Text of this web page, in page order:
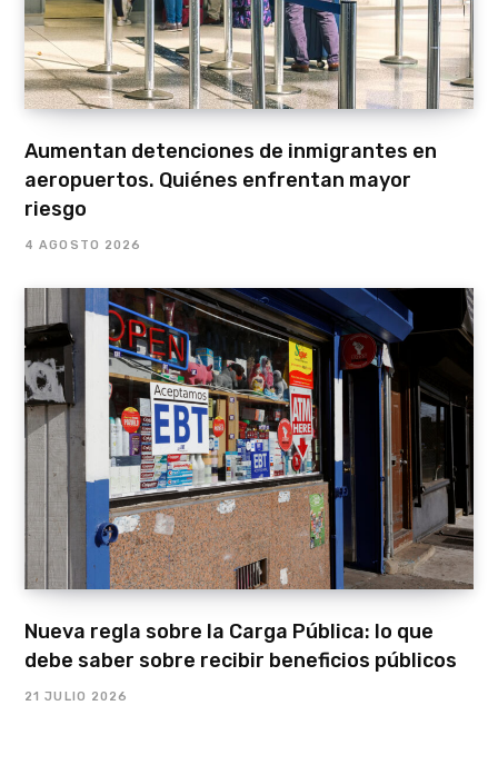
Aumentan detenciones de inmigrantes en
aeropuertos. Quiénes enfrentan mayor
riesgo
4 AGOSTO 2026
Nueva regla sobre la Carga Pública: lo que
debe saber sobre recibir beneficios públicos
21 JULIO 2026